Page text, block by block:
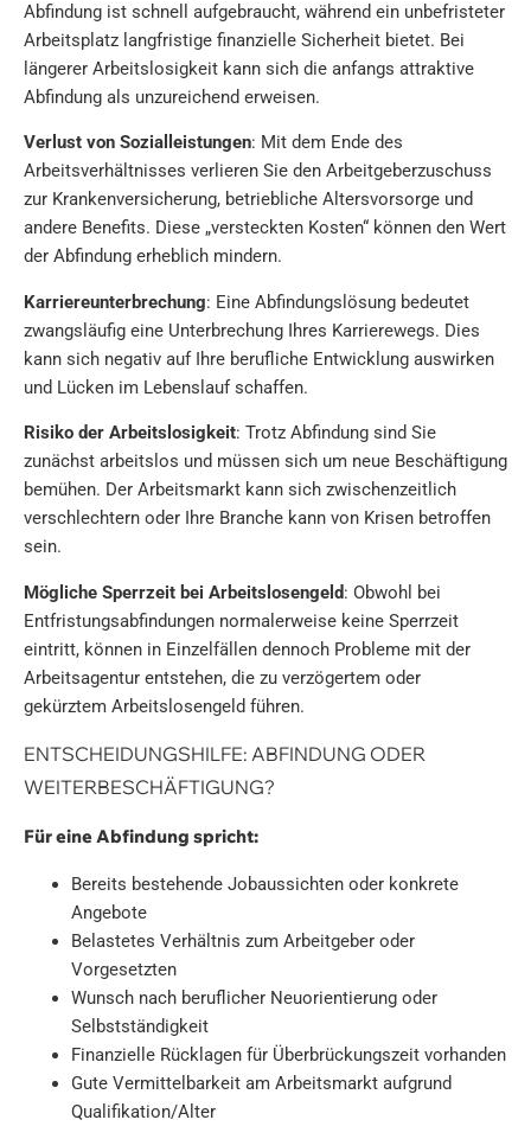
Abfindung ist schnell aufgebraucht, während ein unbefristeter
Arbeitsplatz langfristige finanzielle Sicherheit bietet. Bei
längerer Arbeitslosigkeit kann sich die anfangs attraktive
Abfindung als unzureichend erweisen.
Verlust von Sozialleistungen: Mit dem Ende des
Arbeitsverhältnisses verlieren Sie den Arbeitgeberzuschuss
zur Krankenversicherung, betriebliche Altersvorsorge und
andere Benefits. Diese „versteckten Kosten“ können den Wert
der Abfindung erheblich mindern.
Karriereunterbrechung: Eine Abfindungslösung bedeutet
zwangsläufig eine Unterbrechung Ihres Karrierewegs. Dies
kann sich negativ auf Ihre berufliche Entwicklung auswirken
und Lücken im Lebenslauf schaffen.
Risiko der Arbeitslosigkeit: Trotz Abfindung sind Sie
zunächst arbeitslos und müssen sich um neue Beschäftigung
bemühen. Der Arbeitsmarkt kann sich zwischenzeitlich
verschlechtern oder Ihre Branche kann von Krisen betroffen
sein.
Mögliche Sperrzeit bei Arbeitslosengeld: Obwohl bei
Entfristungsabfindungen normalerweise keine Sperrzeit
eintritt, können in Einzelfällen dennoch Probleme mit der
Arbeitsagentur entstehen, die zu verzögertem oder
gekürztem Arbeitslosengeld führen.
ENTSCHEIDUNGSHILFE: ABFINDUNG ODER
WEITERBESCHÄFTIGUNG?
Für eine Abfindung spricht:
Bereits bestehende Jobaussichten oder konkrete
Angebote
Belastetes Verhältnis zum Arbeitgeber oder
Vorgesetzten
Wunsch nach beruflicher Neuorientierung oder
Selbstständigkeit
Finanzielle Rücklagen für Überbrückungszeit vorhanden
Gute Vermittelbarkeit am Arbeitsmarkt aufgrund
Qualifikation/Alter